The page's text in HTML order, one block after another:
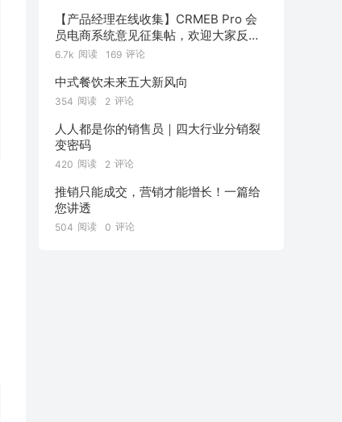
【产品经理在线收集】CRMEB Pro 会
员电商系统意见征集帖，欢迎大家反
馈！
6.7k 阅读 169 评论
中式餐饮未来五大新风向
354 阅读 2 评论
人人都是你的销售员｜四大行业分销裂
变密码
420 阅读 2 评论
推销只能成交，营销才能增长！一篇给
您讲透
504 阅读 0 评论